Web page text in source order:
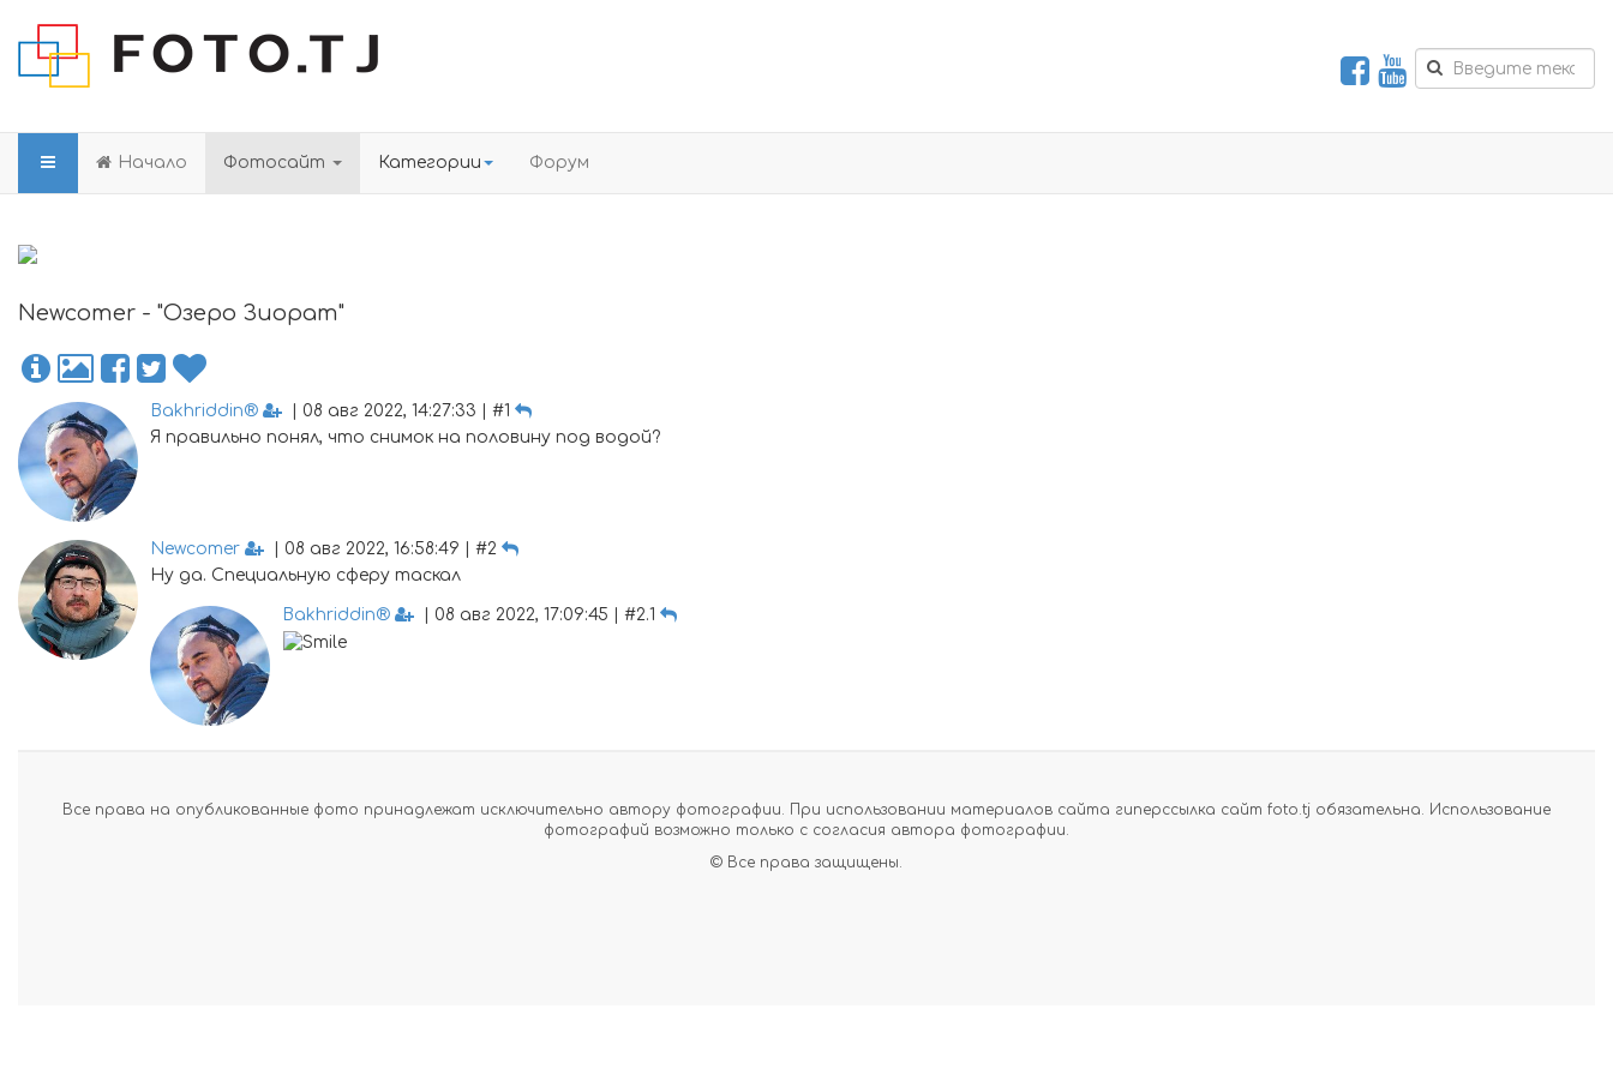
Начало Фотосайт Категории Форум
Newcomer - "Озеро Зиорат"
Bakhriddin®
| 08 авг 2022, 14:27:33 | #1
Я правильно понял, что снимок на половину под водой?
Newcomer
| 08 авг 2022, 16:58:49 | #2
Ну да. Специальную сферу таскал
Bakhriddin® | 08 авг 2022, 17:09:45 | #2.1
Все права на опубликованные фото принадлежат исключительно автору фотографии. При использовании материалов сайта гиперссылка сайт foto.tj обязательна. Использование
фотографий возможно только с согласия автора фотографии.
© Все права защищены.